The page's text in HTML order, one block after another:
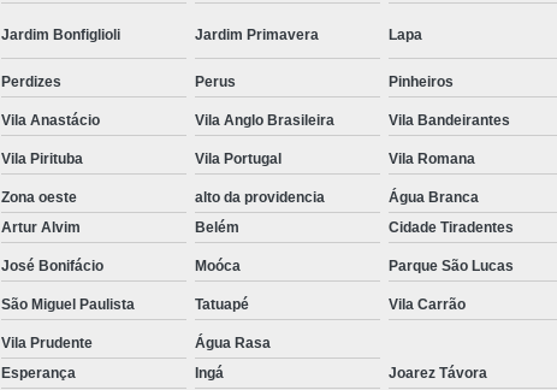
Tratamento Hiperbárica em Campina Grande
Tratamento Hiperbárica em Taubaté
Tratamento por Hiperbárica
Tratamento
Tratamento de Oxigenoterapia
Tratamento
Tratamento de Oxigenoterapia em João Pessoa
Tratamento de Oxigenoterapia em Sorocaba
Tratamento de Oxigenoterapia Hiperbárica
Tratamento para Oxigenoterapia
Jardim Bonfiglioli Jardim Primavera Lapa
Perdizes Perus Pinheiros
Vila Anastácio Vila Anglo Brasileira Vila Bandeirantes
Vila Pirituba Vila Portugal Vila Romana
Zona oeste alto da providencia
Água Branca
Artur Alvim Belém Cidade Tiradentes
José Bonifácio Moóca Parque São Lucas
São Miguel Paulista Tatuapé Vila Carrão
Vila Prudente
Água Rasa
Esperança Ingá Joarez Távora